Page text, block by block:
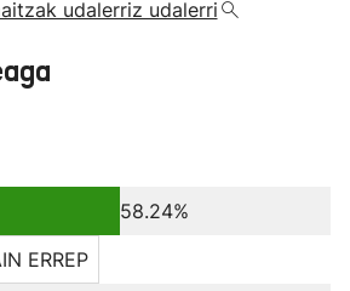
udalerriz udalerri
58.24%
ERREP